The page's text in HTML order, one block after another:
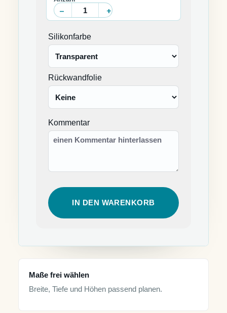
Silikonfarbe
Rückwandfolie
Kommentar
IN DEN WARENKORB
Maße frei wählen
Breite, Tiefe und Höhen passend planen.